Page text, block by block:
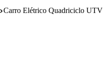
Carro Elétrico Quadriciclo UTV